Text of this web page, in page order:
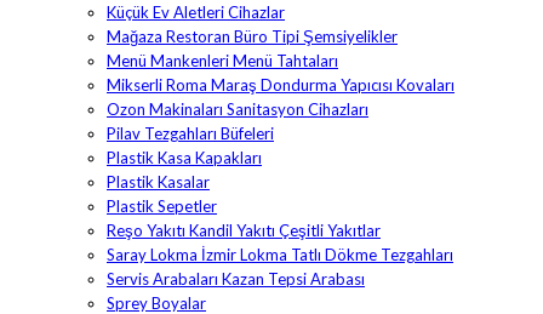
Küçük Ev Aletleri Cihazlar
Mağaza Restoran Büro Tipi Şemsiyelikler
Menü Mankenleri Menü Tahtaları
Mikserli Roma Maraş Dondurma Yapıcısı Kovaları
Ozon Makinaları Sanitasyon Cihazları
Pilav Tezgahları Büfeleri
Plastik Kasa Kapakları
Plastik Kasalar
Plastik Sepetler
Reşo Yakıtı Kandil Yakıtı Çeşitli Yakıtlar
Saray Lokma İzmir Lokma Tatlı Dökme Tezgahları
Servis Arabaları Kazan Tepsi Arabası
Sprey Boyalar